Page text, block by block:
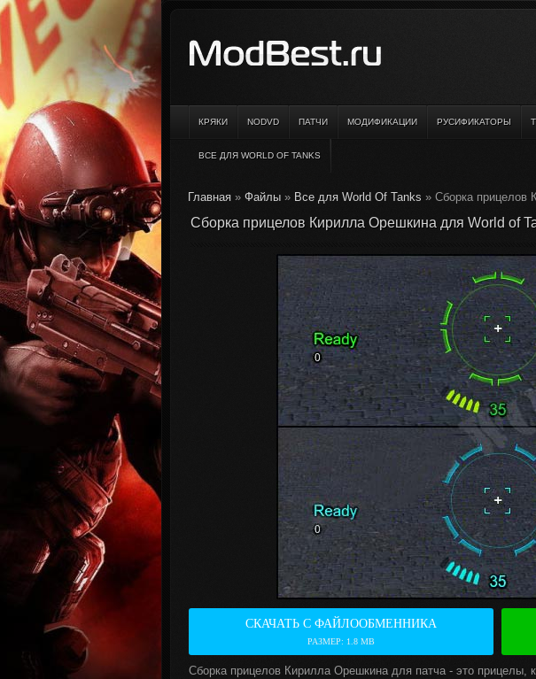
КРЯКИ NODVD ПАТЧИ МОДИФИКАЦИИ РУСИФИКАТОРЫ
ВСЕ ДЛЯ WORLD OF TANKS
Главная » Файлы » Все для World Of Tanks » Сборка прицелов
Сборка прицелов Кирилла Орешкина для World of
СКАЧАТЬ С ФАЙЛООБМЕННИКА
РАЗМЕР: 1.8 MВ
Сборка прицелов Кирилла Орешкина для патча - это прицелы,